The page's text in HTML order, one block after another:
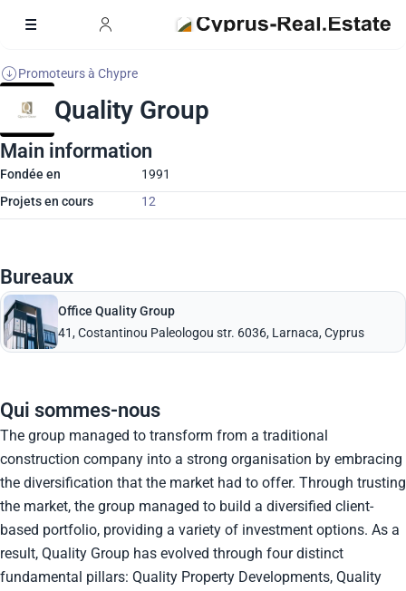
Promoteurs à Chypre
Quality Group
Main information
Fondée en
1991
Projets en cours
12
Bureaux
Office Quality Group
41, Costantinou Paleologou str. 6036, Larnaca, Cyprus
Qui sommes-nous
The group managed to transform from a traditional
construction company into a strong organisation by embracing
the diversification that the market had to offer. Through trusting
the market, the group managed to build a diversified client-
based portfolio, providing a variety of investment options. As a
result, Quality Group has evolved through four distinct
fundamental pillars: Quality Property Developments, Quality